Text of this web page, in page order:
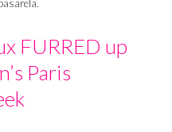
FURRED up
Paris